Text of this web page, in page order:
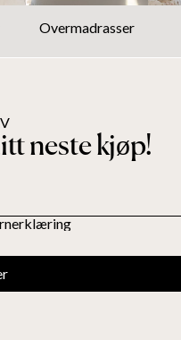
Overmadrasser
neste kjøp!